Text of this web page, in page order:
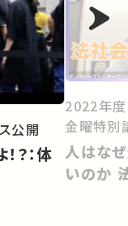
公開
2022年度
金曜特別
人はな
いのか